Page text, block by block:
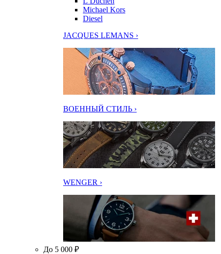
Michael Kors
Diesel
JACQUES LEMANS ›
ВОЕННЫЙ СТИЛЬ ›
WENGER ›
До 5 000 ₽